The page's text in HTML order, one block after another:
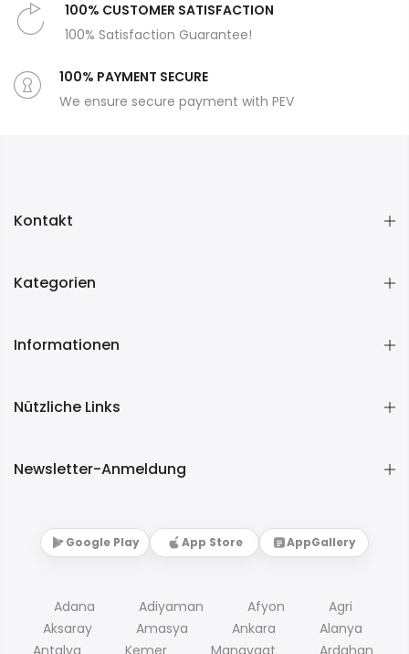
100% CUSTOMER SATISFACTION
100% Satisfaction Guarantee!
100% PAYMENT SECURE
We ensure secure payment with PEV
Kontakt
Kategorien
Informationen
Nützliche Links
Newsletter-Anmeldung
Google Play App Store AppGallery
Adana Adiyaman Afyon
Agri
Aksaray
Amasya Ankara
Alanya